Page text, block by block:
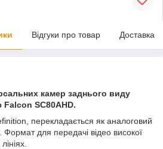
Відгуки про товар Доставка
камер заднього виду
SC80AHD.
перекладається як аналоговий
Формат для передачі відео високої